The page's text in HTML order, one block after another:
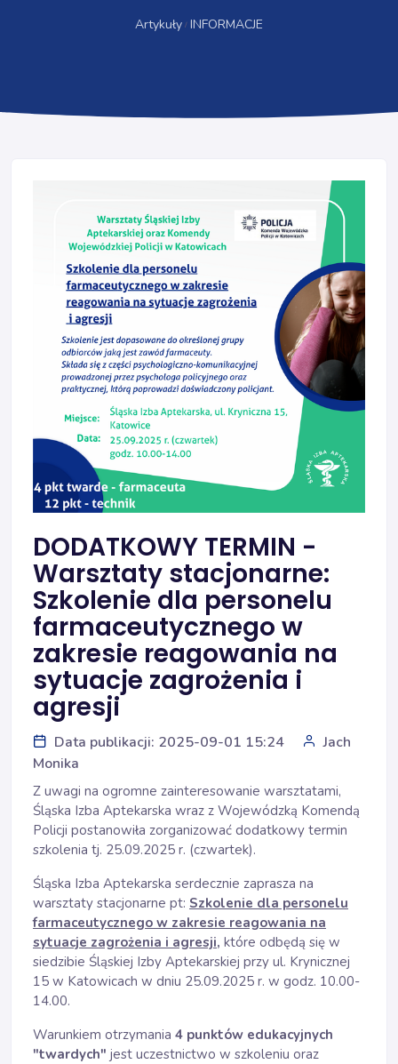
Artykuły INFORMACJE
DODATKOWY TERMIN -
Warsztaty stacjonarne:
Szkolenie dla personelu
farmaceutycznego w
zakresie reagowania na
sytuacje zagrożenia i
agresji
Data publikacji: 2025-09-01 15:24
Jach
Monika
Z uwagi na ogromne zainteresowanie warsztatami,
Śląska Izba Aptekarska wraz z Wojewódzką Komendą
Policji postanowiła zorganizować dodatkowy termin
szkolenia tj. 25.09.2025 r. (czwartek).
Śląska Izba Aptekarska serdecznie zaprasza na
warsztaty stacjonarne pt: Szkolenie dla personelu
farmaceutycznego w zakresie reagowania na
sytuacje zagrożenia i agresji, które odbędą się w
siedzibie Śląskiej Izby Aptekarskiej przy ul. Krynicznej
15 w Katowicach w dniu 25.09.2025 r. w godz. 10.00-
14.00.
Warunkiem otrzymania 4 punktów edukacyjnych
"twardych" jest uczestnictwo w szkoleniu oraz